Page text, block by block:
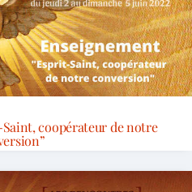
coopérateur de notre